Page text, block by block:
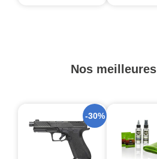
Nos meilleures
-30%